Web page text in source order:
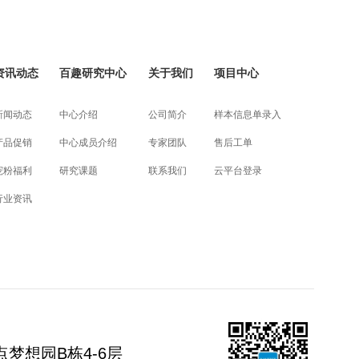
讯动态
闻动态
品促销
粉福利
业资讯
百趣研究中心
中心介绍
中心成员介绍
研究课题
关于我们
公司简介
专家团队
联系我们
项目中心
样本信息单录入
售后工单
云平台登录
梦想园B栋4-6层